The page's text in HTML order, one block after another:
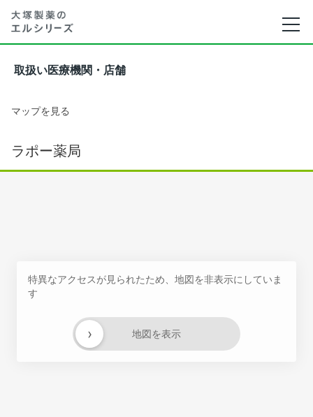
取扱い医療機関・店舗
マップを見る
ラポー薬局
特異なアクセスが見られたため、地図を非表示にしていま
す
地図を表示
›